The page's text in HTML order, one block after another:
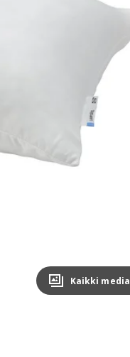
Kaikki media